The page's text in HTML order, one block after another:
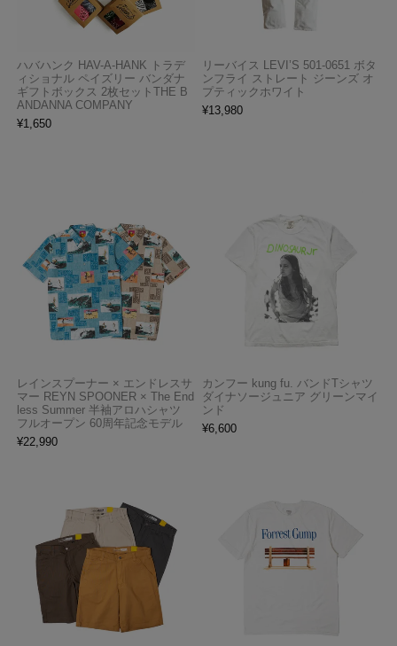
ハバハンク HAV-A-HANK トラデ
ィショナル ペイズリー バンダナ
ギフトボックス 2枚セットTHE B
ANDANNA COMPANY
¥1,650
リーバイス LEVI’S 501-0651 ボタ
ンフライ ストレート ジーンズ オ
プティックホワイト
¥13,980
レインスプーナー × エンドレスサ
マー REYN SPOONER × The End
less Summer 半袖アロハシャツ
フルオープン 60周年記念モデル
¥22,990
カンフー kung fu. バンドTシャツ
ダイナソージュニア グリーンマイ
ンド
¥6,600